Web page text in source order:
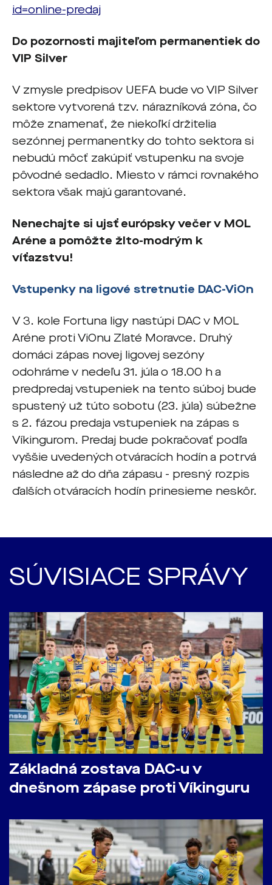
id=online-predaj
Do pozornosti majiteľom permanentiek do
VIP Silver
V zmysle predpisov UEFA bude vo VIP Silver
sektore vytvorená tzv. nárazníková zóna, čo
môže znamenať, že niekoľkí držitelia
sezónnej permanentky do tohto sektora si
nebudú môcť zakúpiť vstupenku na svoje
pôvodné sedadlo. Miesto v rámci rovnakého
sektora však majú garantované.
Nenechajte si ujsť európsky večer v MOL
Aréne a pomôžte žlto-modrým k
víťazstvu!
Vstupenky na ligové stretnutie DAC-ViOn
V 3. kole Fortuna ligy nastúpi DAC v MOL
Aréne proti ViOnu Zlaté Moravce. Druhý
domáci zápas novej ligovej sezóny
odohráme v nedeľu 31. júla o 18.00 h a
predpredaj vstupeniek na tento súboj bude
spustený už túto sobotu (23. júla) súbežne
s 2. fázou predaja vstupeniek na zápas s
Víkingurom. Predaj bude pokračovať podľa
vyššie uvedených otváracích hodín a potrvá
následne až do dňa zápasu - presný rozpis
ďalších otváracích hodín prinesieme neskôr.
SÚVISIACE SPRÁVY
Základná zostava DAC-u v
dnešnom zápase proti Víkinguru